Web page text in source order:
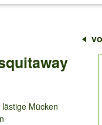
↓
Mücken